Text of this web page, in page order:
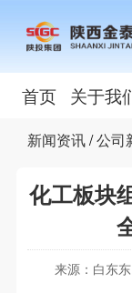
首页 关于我
新闻资讯/公司
化工板块
来源：白东东